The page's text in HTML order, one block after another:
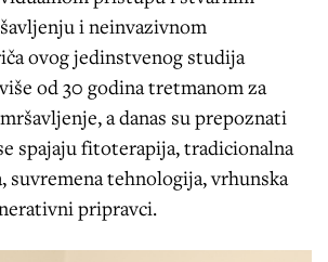
i neinvazivnom
ovog jedinstvenog studija
od 30 godina tretmanom za
a danas su prepoznati
spajaju fitoterapija, tradicionalna
suvremena tehnologija, vrhunska
pripravci.